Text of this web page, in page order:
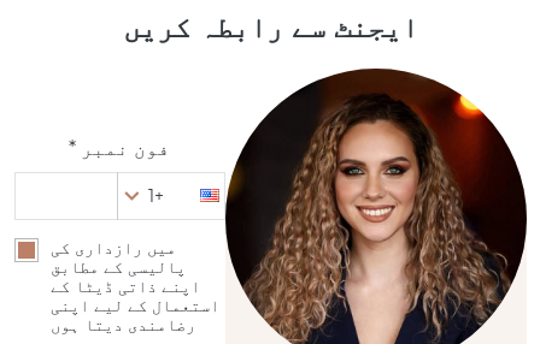
ایجنٹ سے رابطہ کریں
فون نمبر *
+1
میں رازداری کی
پالیسی کے مطابق
اپنے ذاتی ڈیٹا کے
استعمال کے لیے اپنی
رضامندی دیتا ہوں